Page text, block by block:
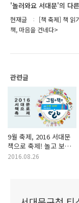
'놀러와요 서대문'의 다
현재글
[책 축제] 책 읽
책, 마음을 건네다>
관련글
9월 축제, 2016 서대문
책으로 축제! 놀고 보고
그리고 나누자~
2016.08.26